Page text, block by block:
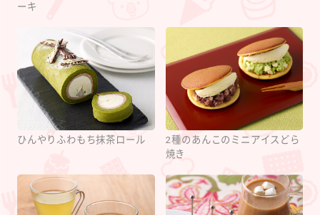
ーキ
ひんやりふわもち抹茶ロール
2種のあんこのミニアイスどら
焼き